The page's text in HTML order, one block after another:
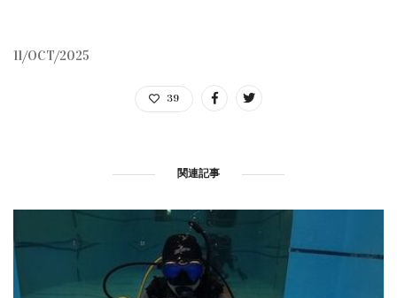
11/OCT/2025
39
関連記事